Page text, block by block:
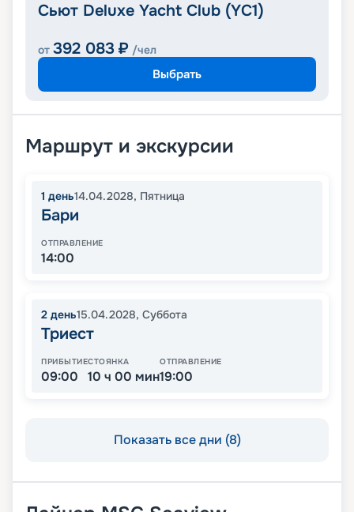
Сьют Deluxe Yacht Club (YC1)
от 392 083 ₽ /чел
Выбрать
Маршрут и экскурсии
1 день14.04.2028, Пятница
Бари
ОТПРАВЛЕНИЕ
14:00
2 день15.04.2028, Суббота
Триест
ПРИБЫТИЕ
09:00
СТОЯНКА
10 ч 00 мин
ОТПРАВЛЕНИЕ
19:00
Показать все дни (8)